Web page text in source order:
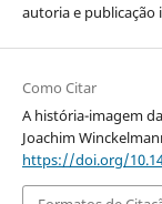
autoria e publicação
Como Citar
A história-imagem
Joachim
https://doi.org/